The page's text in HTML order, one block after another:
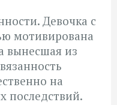
Девочка с
мотивирована
вынесшая из
на
последствий.